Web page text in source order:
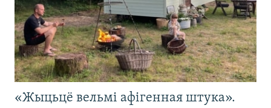
«Жыцьцё вельмі афігенная штука».